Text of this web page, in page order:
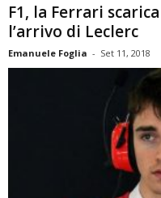
F1, la Ferrari
l’arrivo di Leclerc
Emanuele Foglia - Set 11, 2018